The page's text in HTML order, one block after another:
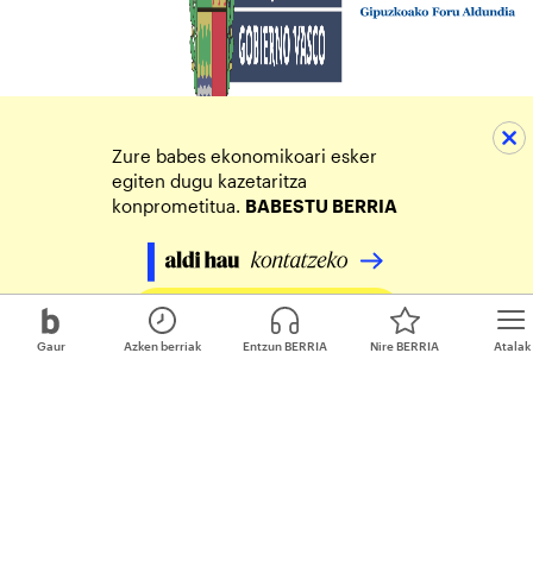
Gaur Atalak
Azken berriak Entzun BERRIA Nire BERRIA
Zure babes ekonomikoari esker
egiten dugu kazetaritza
konprometitua. BABESTU BERRIA
Egin zure ekarpena